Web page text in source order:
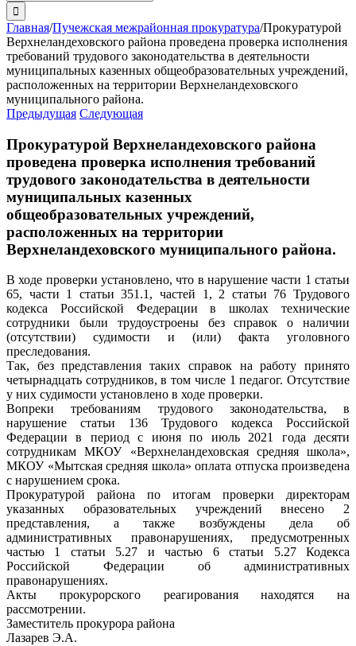
поиска:
Главная/Пучежская межрайонная прокуратура/Прокуратурой
Верхнеландеховского района проведена проверка исполнения
требований трудового законодательства в деятельности
муниципальных казенных общеобразовательных учреждений,
расположенных на территории Верхнеландеховского
муниципального района.
Предыдущая Следующая
Прокуратурой Верхнеландеховского района
проведена проверка исполнения требований
трудового законодательства в деятельности
муниципальных казенных
общеобразовательных учреждений,
расположенных на территории
Верхнеландеховского муниципального района.
В ходе проверки установлено, что в нарушение части 1 статьи
65, части 1 статьи 351.1, частей 1, 2 статьи 76 Трудового
кодекса Российской Федерации в школах технические
сотрудники были трудоустроены без справок о наличии
(отсутствии) судимости и (или) факта уголовного
преследования.
Так, без представления таких справок на работу принято
четырнадцать сотрудников, в том числе 1 педагог. Отсутствие
у них судимости установлено в ходе проверки.
Вопреки требованиям трудового законодательства, в
нарушение статьи 136 Трудового кодекса Российской
Федерации в период с июня по июль 2021 года десяти
сотрудникам МКОУ «Верхнеландеховская средняя школа»,
МКОУ «Мытская средняя школа» оплата отпуска произведена
с нарушением срока.
Прокуратурой района по итогам проверки директорам
указанных образовательных учреждений внесено 2
представления, а также возбуждены дела об
административных правонарушениях, предусмотренных
частью 1 статьи 5.27 и частью 6 статьи 5.27 Кодекса
Российской Федерации об административных
правонарушениях.
Акты прокурорского реагирования находятся на
рассмотрении.
Заместитель прокурора района
Лазарев Э.А.